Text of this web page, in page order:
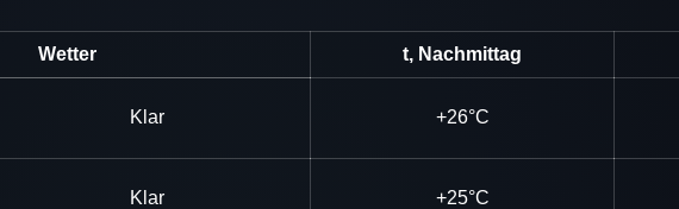
Wetter t, Nachmittag
Klar +26°C
Klar +25°C